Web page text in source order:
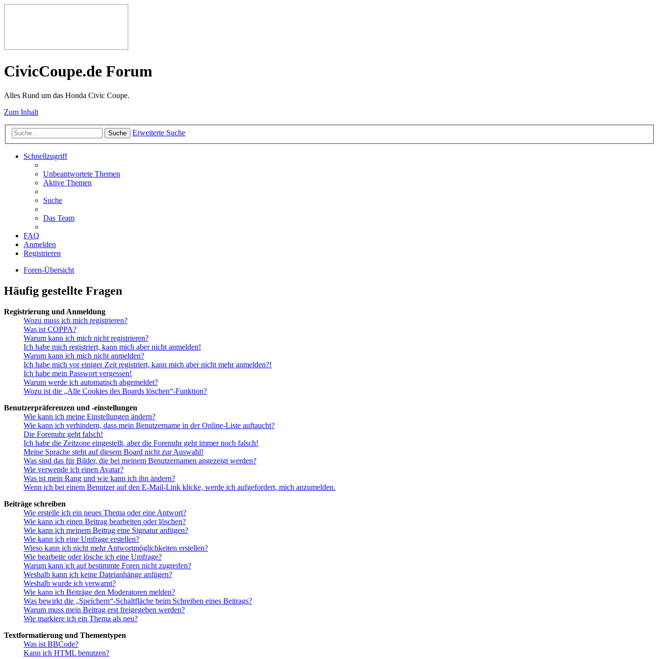
CivicCoupe.de Forum
Alles Rund um das Honda Civic Coupe.
Zum Inhalt
Suche Erweiterte Suche
Schnellzugriff
Unbeantwortete Themen
Aktive Themen
Suche
Das Team
FAQ
Anmelden
Registrieren
Foren-Übersicht
Häufig gestellte Fragen
Registrierung und Anmeldung
Wozu muss ich mich registrieren?
Was ist COPPA?
Warum kann ich mich nicht registrieren?
Ich habe mich registriert, kann mich aber nicht anmelden!
Warum kann ich mich nicht anmelden?
Ich habe mich vor einiger Zeit registriert, kann mich aber nicht mehr anmelden?!
Ich habe mein Passwort vergessen!
Warum werde ich automatisch abgemeldet?
Wozu ist die „Alle Cookies des Boards löschen“-Funktion?
Benutzerpräferenzen und -einstellungen
Wie kann ich meine Einstellungen ändern?
Wie kann ich verhindern, dass mein Benutzername in der Online-Liste auftaucht?
Die Forenuhr geht falsch!
Ich habe die Zeitzone eingestellt, aber die Forenuhr geht immer noch falsch!
Meine Sprache steht auf diesem Board nicht zur Auswahl!
Was sind das für Bilder, die bei meinem Benutzernamen angezeigt werden?
Wie verwende ich einen Avatar?
Was ist mein Rang und wie kann ich ihn ändern?
Wenn ich bei einem Benutzer auf den E-Mail-Link klicke, werde ich aufgefordert, mich anzumelden.
Beiträge schreiben
Wie erstelle ich ein neues Thema oder eine Antwort?
Wie kann ich einen Beitrag bearbeiten oder löschen?
Wie kann ich meinem Beitrag eine Signatur anfügen?
Wie kann ich eine Umfrage erstellen?
Wieso kann ich nicht mehr Antwortmöglichkeiten erstellen?
Wie bearbeite oder lösche ich eine Umfrage?
Warum kann ich auf bestimmte Foren nicht zugreifen?
Weshalb kann ich keine Dateianhänge anfügen?
Weshalb wurde ich verwarnt?
Wie kann ich Beiträge den Moderatoren melden?
Was bewirkt die „Speichern“-Schaltfläche beim Schreiben eines Beitrags?
Warum muss mein Beitrag erst freigegeben werden?
Wie markiere ich ein Thema als neu?
Textformatierung und Thementypen
Was ist BBCode?
Kann ich HTML benutzen?